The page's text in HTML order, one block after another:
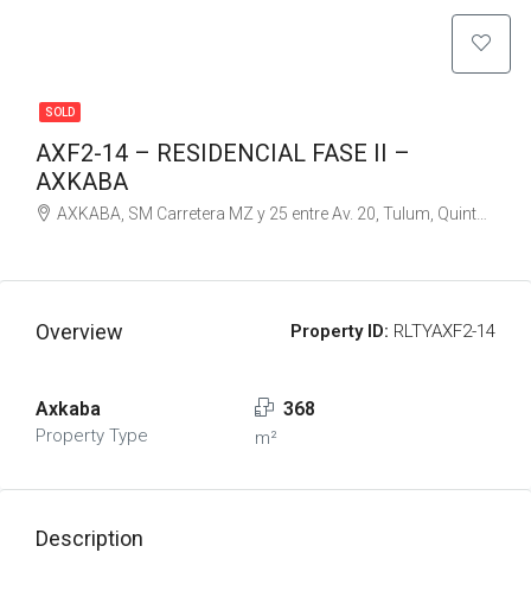
SOLD
AXF2-14 – RESIDENCIAL FASE II –
AXKABA
AXKABA, SM Carretera MZ y 25 entre Av. 20, Tulum, Quintana Roo, Mexico
Overview Property ID: RLTYAXF2-14
Axkaba
Property Type
368
m²
Description